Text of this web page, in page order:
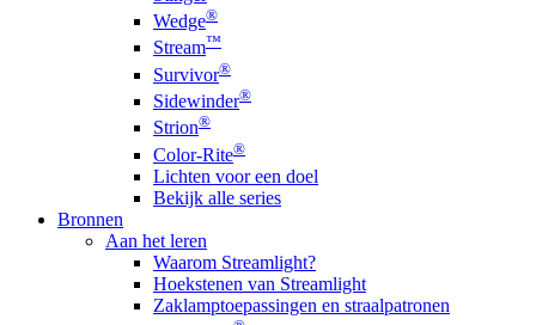
Wedge®
Stream™
Survivor®
Sidewinder®
Strion®
Color-Rite®
Lichten voor een doel
Bekijk alle series
Bronnen
Aan het leren
Waarom Streamlight?
Hoekstenen van Streamlight
Zaklamptoepassingen en straalpatronen